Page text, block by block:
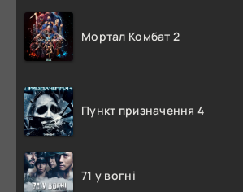
Мортал Комбат 2
Пункт призначення 4
71 у вогні